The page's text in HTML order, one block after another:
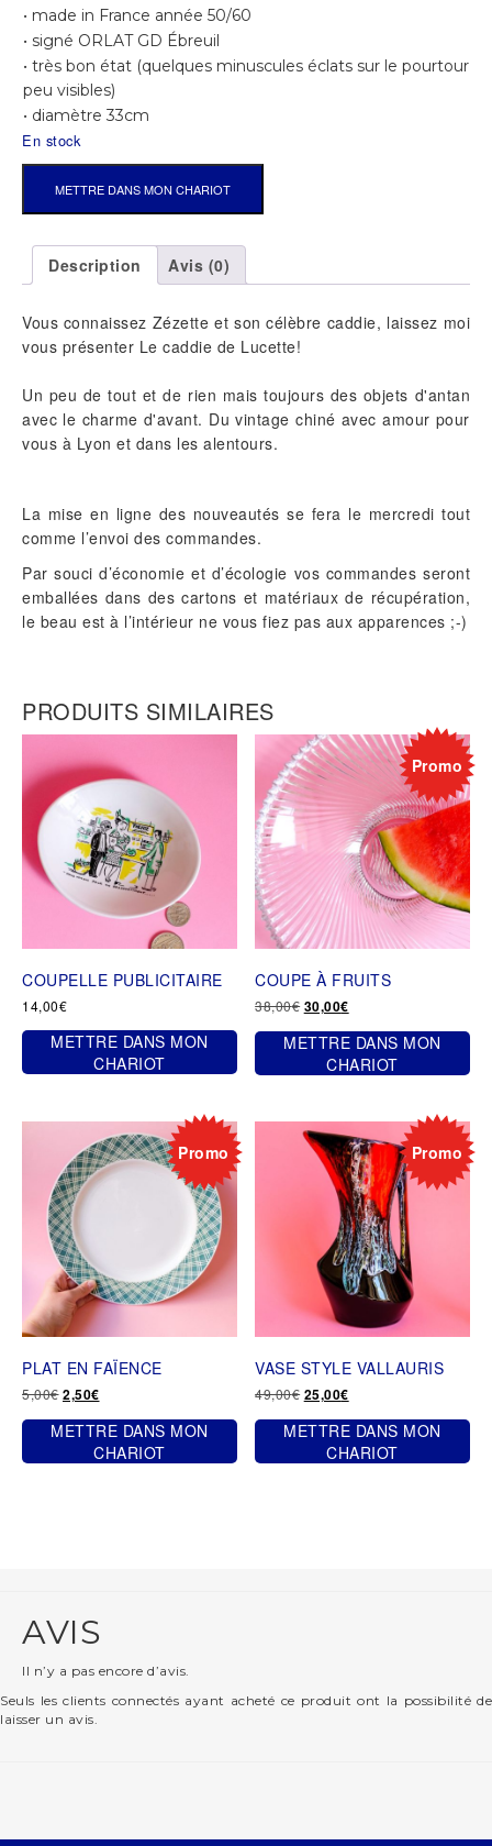
• made in France année 50/60
• signé ORLAT GD Ébreuil
• très bon état (quelques minuscules éclats sur le pourtour
peu visibles)
• diamètre 33cm
En stock
GILBERT
ORLAT
METTRE DANS MON CHARIOT
Description Avis (0)
Vous connaissez Zézette et son célèbre caddie, laissez moi
vous présenter Le caddie de Lucette!
Un peu de tout et de rien mais toujours des objets d'antan
avec le charme d'avant. Du vintage chiné avec amour pour
vous à Lyon et dans les alentours.
La mise en ligne des nouveautés se fera le mercredi tout
comme l’envoi des commandes.
Par souci d’économie et d’écologie vos commandes seront
emballées dans des cartons et matériaux de récupération,
le beau est à l’intérieur ne vous fiez pas aux apparences ;-)
PRODUITS SIMILAIRES
COUPELLE PUBLICITAIRE
14,00€
METTRE DANS MON
CHARIOT
Promo
COUPE À FRUITS
38,00€ Le
initial
était :
38,00€.
30,00€Le
actuel
est :
30,00€.
METTRE DANS MON
CHARIOT
Promo
PLAT EN FAÏENCE
5,00€ Le
initial
était :
5,00€.
2,50€Le
actuel
est :
2,50€.
METTRE DANS MON
CHARIOT
Promo
VASE STYLE VALLAURIS
49,00€ Le
initial
était :
49,00€.
25,00€Le
actuel
est :
25,00€.
METTRE DANS MON
CHARIOT
AVIS
Il n’y a pas encore d’avis.
Seuls les clients connectés ayant acheté ce produit ont la possibilité de
laisser un avis.